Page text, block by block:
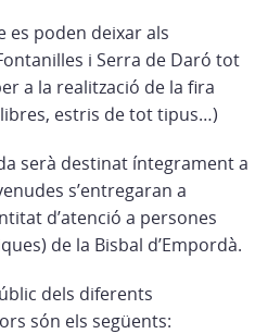
es poden deixar als
i Serra de Daró tot
a la realització de la fira
estris de tot tipus…)
serà destinat íntegrament a
s’entregaran a
d’atenció a persones
de la Bisbal d’Empordà.
dels diferents
són els següents: